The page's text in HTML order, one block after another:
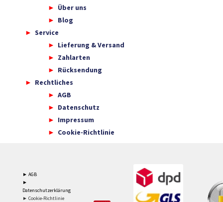
Über uns
Blog
Service
Lieferung & Versand
Zahlarten
Rücksendung
Rechtliches
AGB
Datenschutz
Impressum
Cookie-Richtlinie
► AGB
►
Datenschutzerklärung
► Cookie-Richtlinie